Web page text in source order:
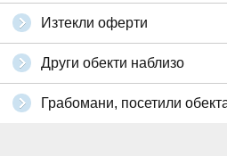
Изтекли оферти
Други обекти наблизо
Грабомани, посетили